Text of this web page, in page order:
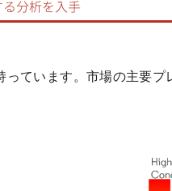
います。市場の主要プレ